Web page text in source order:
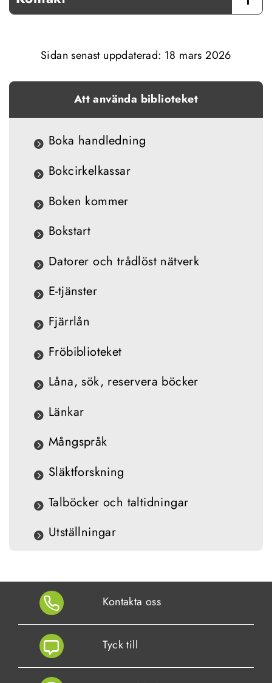
Sidan senast uppdaterad: 18 mars 2026
Att använda biblioteket
Boka handledning
Bokcirkelkassar
Boken kommer
Bokstart
Datorer och trådlöst nätverk
E-tjänster
Fjärrlån
Fröbiblioteket
Låna, sök, reservera böcker
Länkar
Mångspråk
Släktforskning
Talböcker och taltidningar
Utställningar
Kontakta oss
Tyck till